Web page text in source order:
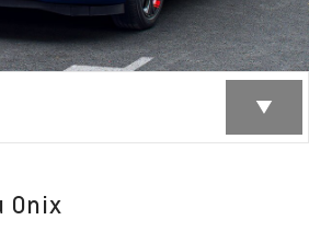
Onix